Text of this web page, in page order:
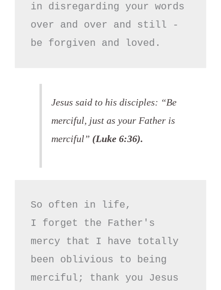
in disregarding your words
over and over and still -
be forgiven and loved.
Jesus said to his disciples: “Be
merciful, just as your Father is
merciful” (Luke 6:36).
So often in life,
I forget the Father's
mercy that I have totally
been oblivious to being
merciful; thank you Jesus